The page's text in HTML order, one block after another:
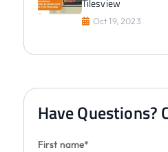
Tilesview
Oct 19, 2023
Have Questions?
First name*